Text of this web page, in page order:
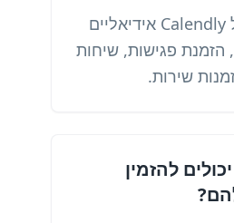
כן. קודי QR של Calendly אידיאליים
הזמנת פגישות, שיחות
שירות.
להזמין